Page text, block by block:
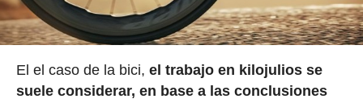
El el caso de la bici, el trabajo en kilojulios se
suele considerar, en base a las conclusiones